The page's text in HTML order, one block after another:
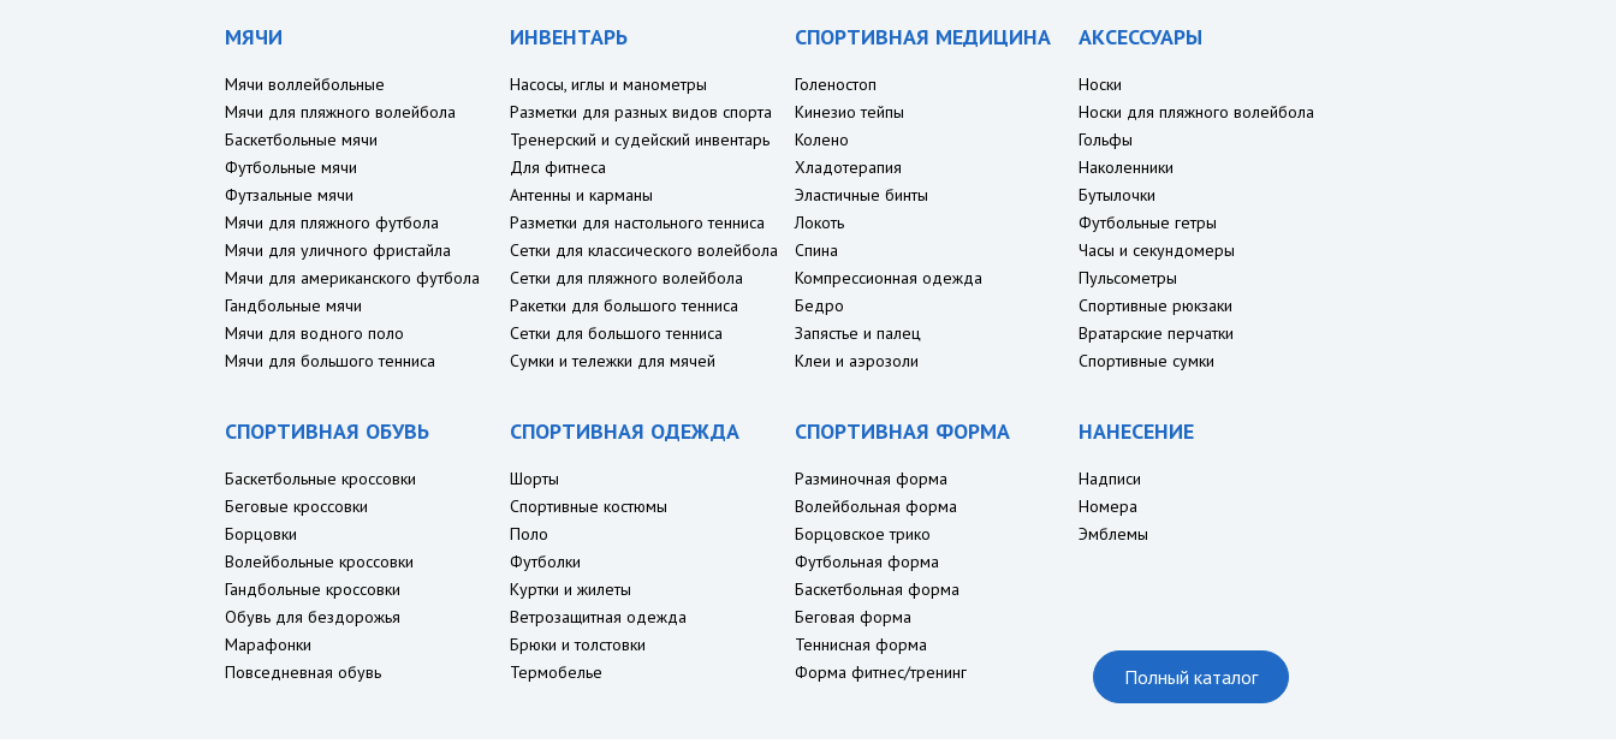
МЯЧИ
Мячи воллейбольные
Мячи для пляжного волейбола
Баскетбольные мячи
Футбольные мячи
Футзальные мячи
Мячи для пляжного футбола
Мячи для уличного фристайла
Мячи для американского футбола
Гандбольные мячи
Мячи для водного поло
Мячи для большого тенниса
ИНВЕНТАРЬ
Насосы, иглы и манометры
Разметки для разных видов спорта
Тренерский и судейский инвентарь
Для фитнеса
Антенны и карманы
Разметки для настольного тенниса
Сетки для классического волейбола
Сетки для пляжного волейбола
Ракетки для большого тенниса
Сетки для большого тенниса
Сумки и тележки для мячей
СПОРТИВНАЯ МЕДИЦИНА
Голеностоп
Кинезио тейпы
Колено
Хладотерапия
Эластичные бинты
Локоть
Спина
Компрессионная одежда
Бедро
Запястье и палец
Клеи и аэрозоли
АКСЕССУАРЫ
Носки
Носки для пляжного волейбола
Гольфы
Наколенники
Бутылочки
Футбольные гетры
Часы и секундомеры
Пульсометры
Спортивные рюкзаки
Вратарские перчатки
Спортивные сумки
СПОРТИВНАЯ ОБУВЬ
Баскетбольные кроссовки
Беговые кроссовки
Борцовки
Волейбольные кроссовки
Гандбольные кроссовки
Обувь для бездорожья
Марафонки
Повседневная обувь
СПОРТИВНАЯ ОДЕЖДА
Шорты
Спортивные костюмы
Поло
Футболки
Куртки и жилеты
Ветрозащитная одежда
Брюки и толстовки
Термобелье
СПОРТИВНАЯ ФОРМА
Разминочная форма
Волейбольная форма
Борцовское трико
Футбольная форма
Баскетбольная форма
Беговая форма
Теннисная форма
Форма фитнес/тренинг
НАНЕСЕНИЕ
Надписи
Номера
Эмблемы
Полный каталог